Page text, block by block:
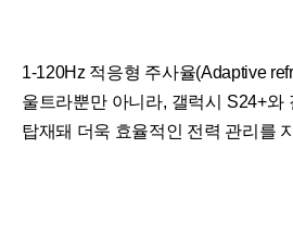
1-120Hz 적응형 주사율(Adaptive
울트라뿐만 아니라, 갤럭시 S24+와
탑재돼 더욱 효율적인 전력 관리를